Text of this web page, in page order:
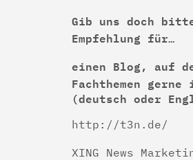
Gib uns doch
Empfehlung für…
einen Blog, auf
Fachthemen
(deutsch oder
http://t3n.de/
XING News